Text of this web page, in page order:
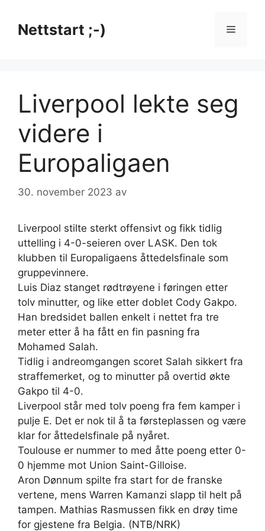
innholdNettstart ;-) Meny
Liverpool lekte seg
videre i
Europaligaen
30. november 2023 av
Liverpool stilte sterkt offensivt og fikk tidlig
uttelling i 4-0-seieren over LASK. Den tok
klubben til Europaligaens åttedelsfinale som
gruppevinnere.
Luis Diaz stanget rødtrøyene i føringen etter
tolv minutter, og like etter doblet Cody Gakpo.
Han bredsidet ballen enkelt i nettet fra tre
meter etter å ha fått en fin pasning fra
Mohamed Salah.
Tidlig i andreomgangen scoret Salah sikkert fra
straffemerket, og to minutter på overtid økte
Gakpo til 4-0.
Liverpool står med tolv poeng fra fem kamper i
pulje E. Det er nok til å ta førsteplassen og være
klar for åttedelsfinale på nyåret.
Toulouse er nummer to med åtte poeng etter 0-
0 hjemme mot Union Saint-Gilloise.
Aron Dønnum spilte fra start for de franske
vertene, mens Warren Kamanzi slapp til helt på
tampen. Mathias Rasmussen fikk en drøy time
for gjestene fra Belgia. (NTB/NRK)